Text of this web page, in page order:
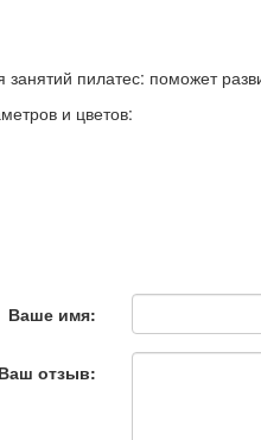
пилатес: поможет
и цветов:
Ваше имя:
Ваш отзыв: